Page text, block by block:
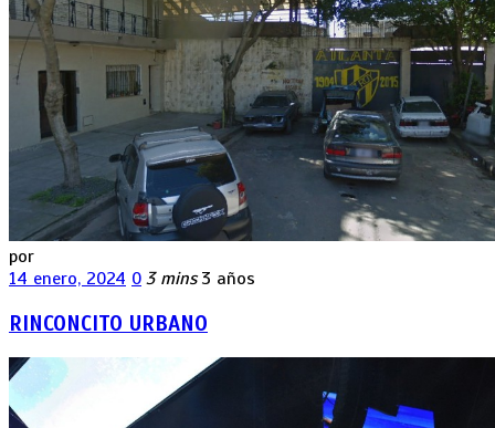
por
14 enero, 2024 0 3 mins 3 años
RINCONCITO URBANO